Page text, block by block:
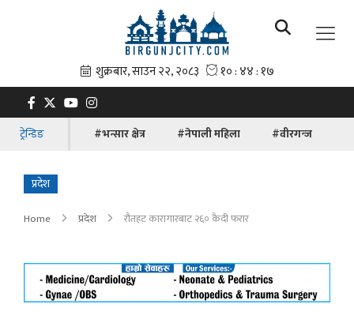
ट्रेन्डिङ #भन्सार क्षेत्र #नेपाली महिला #वीरगन्ज
प्रदेश
Home प्रदेश रौतहट कारागारबाट २६० कैदी फरार